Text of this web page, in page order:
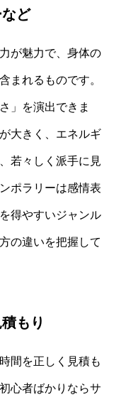
ど
が魅力で、身体の
まれるものです。
」を演出できま
大きく、エネルギ
若々しく派手に見
ポラリーは感情表
得やすいジャンル
の違いを把握して
もり
間を正しく見積も
心者ばかりならサ